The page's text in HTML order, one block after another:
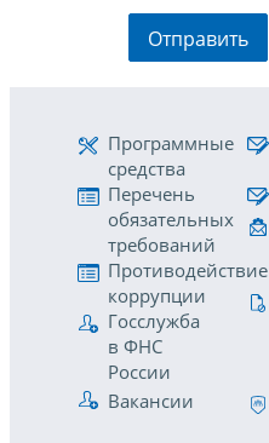
Отправить
Программные
средства
Перечень
обязательных
требований
Противодействие
коррупции
Госслужба
в ФНС
России
Вакансии